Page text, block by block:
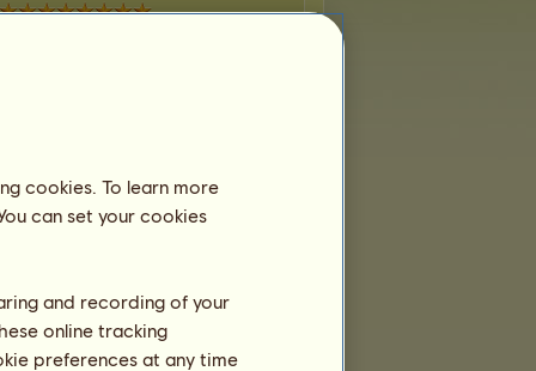
cookies. To learn more
can set your cookies
and recording of your
online tracking
preferences at any time